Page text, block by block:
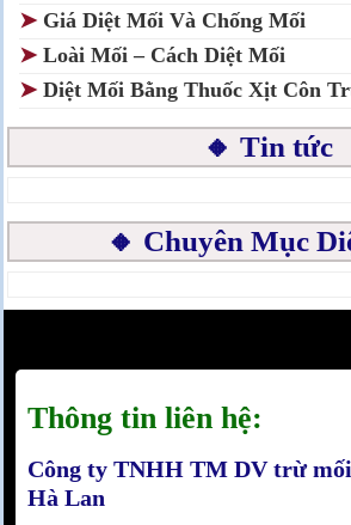
➤ Giá Diệt Mối Và Chống Mối
➤ Loài Mối – Cách Diệt Mối
➤ Diệt Mối Bằng Thuốc Xịt Côn
🔸 Tin tức
🔸 Chuyên Mục
Thông tin liên hệ:
Công ty TNHH TM DV trừ
Hà Lan